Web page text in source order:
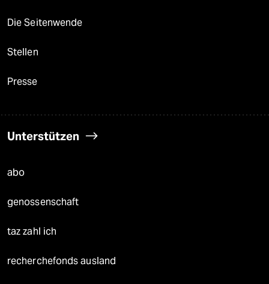
Die Seitenwende
Stellen
Presse
Unterstützen
abo
genossenschaft
taz zahl ich
recherchefonds ausland